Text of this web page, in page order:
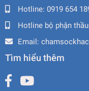
Hotline: 0919 654
Hotline bộ phận
Email:
Tìm hiểu thêm